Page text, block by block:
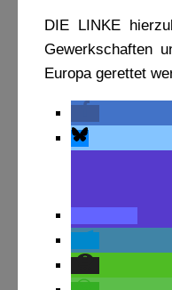
DIE LINKE
Gewerkschaften
Europa gerettet